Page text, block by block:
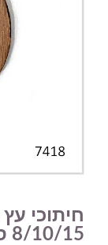
חיתוכי
8/10/15 ס"מ